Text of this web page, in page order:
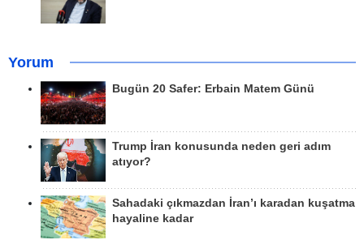
Yorum
Bugün 20 Safer: Erbain Matem Günü
Trump İran konusunda neden geri adım
atıyor?
Sahadaki çıkmazdan İran’ı karadan kuşatma
hayaline kadar